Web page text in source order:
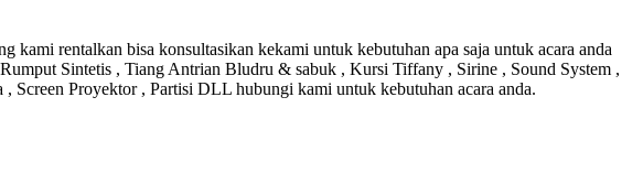
rentalkan bisa konsultasikan kekami untuk kebutuhan apa saja untuk acara anda
Sintetis , Tiang Antrian Bludru & sabuk , Kursi Tiffany , Sirine , Sound System ,
Proyektor , Partisi DLL hubungi kami untuk kebutuhan acara anda.